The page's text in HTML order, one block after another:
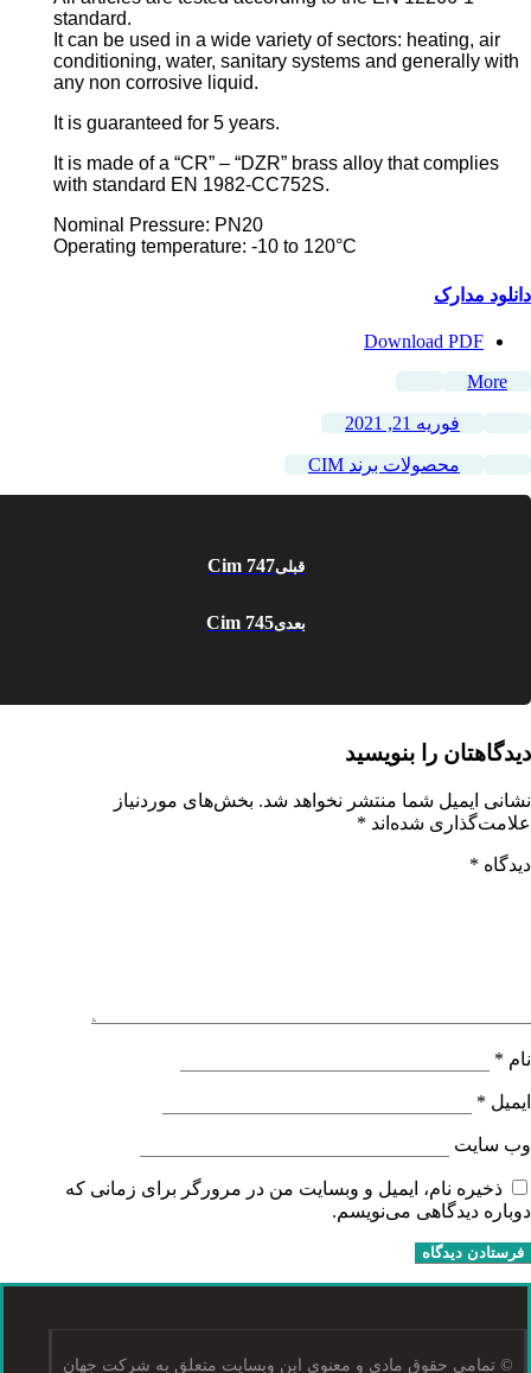
standard.
It can be used in a wide variety of sectors: heating, air
conditioning, water, sanitary systems and generally with
any non corrosive liquid.
It is guaranteed for 5 years.
It is made of a “CR” – “DZR” brass alloy that complies
with standard EN 1982-CC752S.
Nominal Pressure: PN20
Operating temperature: -10 to 120°C
دانلود مدارک
Download PDF
More
فوریه 21, 2021
محصولات برند CIM
قبلیCim 747
بعدیCim 745
دیدگاهتان را بنویسید
نشانی ایمیل شما منتشر نخواهد شد. بخش‌های موردنیاز
علامت‌گذاری شده‌اند *
دیدگاه *
نام *
ایمیل *
وب‌ سایت
ذخیره نام، ایمیل و وبسایت من در مرورگر برای زمانی که
دوباره دیدگاهی می‌نویسم.
© تمامی حقوق مادی و معنوی این وبسایت متعلق به شرکت جهان